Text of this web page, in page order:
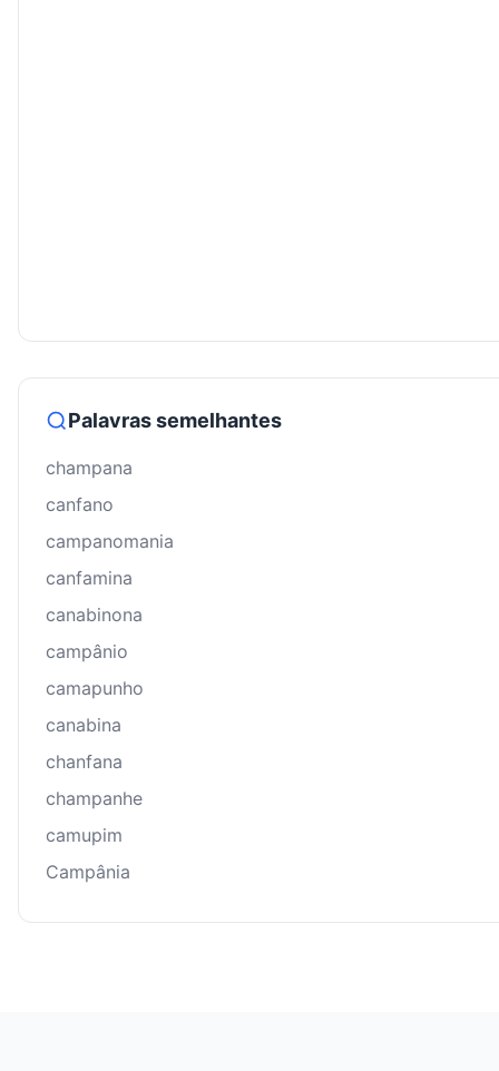
Palavras semelhantes
champana
canfano
campanomania
canfamina
canabinona
campânio
camapunho
canabina
chanfana
champanhe
camupim
Campânia